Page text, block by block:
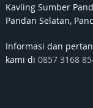
Kavling Sumber
Pandan Selatan,
Informasi dan
kami di 0857 3168